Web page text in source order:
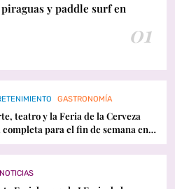
y paddle surf en
01
GASTRONOMÍA
teatro y la Feria de la Cerveza
para el fin de semana en
NOTICIAS